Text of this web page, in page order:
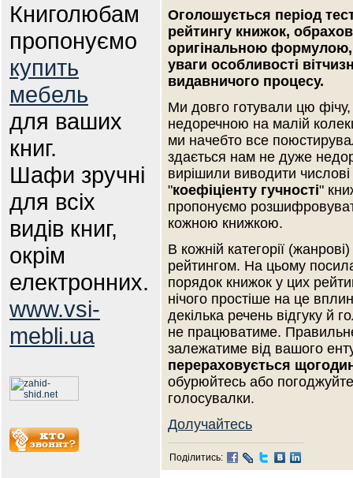
Книголюбам
пропонуємо
купить
мебель
для ваших
книг.
Шафи зручні
для всіх
видів книг,
окрім
електронних.
www.vsi-
mebli.ua
Оголошується період
рейтингу книжок,
оригінальною
уваги особливості
видавничого процесу.
Ми довго готували цю
недоречною на малій
ми начебто все
здається нам не дуже
вирішили виводити
"коефіціенту гучності"
пропонуємо
кожною книжкою.
В кожній категорії
рейтингом. На цьому
порядок книжок у цих
нічого простіше на це
декілька речень відгуку й
не працюватиме.
залежатиме від вашого
перераховується
обурюйтесь або
голосувалки.
Долучайтесь
Поділитись: